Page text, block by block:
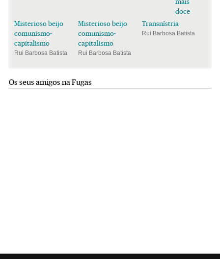
Misterioso beijo
comunismo-
capitalismo
Rui Barbosa Batista
Misterioso beijo
comunismo-
capitalismo
Rui Barbosa Batista
doce
Transnístria
Rui Barbosa Batista
Os seus amigos na Fugas